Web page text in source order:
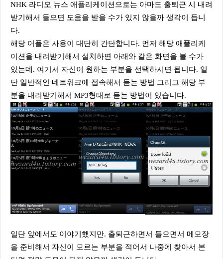
NHK 라디오 뉴스 애플리케이션으로는 아마도 출퇴근 시 내려
받기해서 들으면 도움을 받을 수가 있지 않을까 생각이 듭니
다.
해당 어플은 사용이 대단히 간단합니다. 먼저 해당 애플리케
이션을 내려받기해서 설치하면 아래와 같은 화면을 볼 수가
있는데. 여기서 자신이 원하는 부분을 선택하시면 됩니다. 일
단 일반적인 네트워크에 접속해서 듣는 방법 그리고 해당 부
분을 내려받기해서 MP3형태로 듣는 방법이 있습니다.
일단 앞에서도 이야기했지만. 출퇴근하면서 들으면서 메모장
을 준비해서 자신이 모르는 부분을 적어서 나중에 찾아서 본